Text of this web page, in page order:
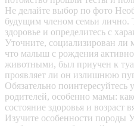
Не делайте выбор по фото
будущим членом семьи лично.
здоровье и определитесь с
Уточните, социализирован ли
что малыш с рождения
животными, был приучен к
проявляет ли он излишнюю
Обязательно поинтересуйтесь
родителей, особенно мамы:
состояние здоровья и возраст
Изучите особенности породы